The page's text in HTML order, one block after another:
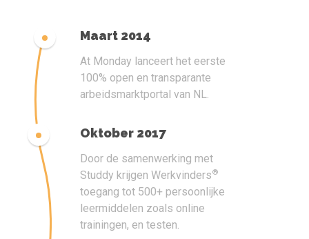
Maart 2014
At Monday lanceert het eerste
100% open en transparante
arbeidsmarktportal van NL.
Oktober 2017
Door de samenwerking met
Studdy krijgen Werkvinders®
toegang tot 500+ persoonlijke
leermiddelen zoals online
trainingen, en testen.